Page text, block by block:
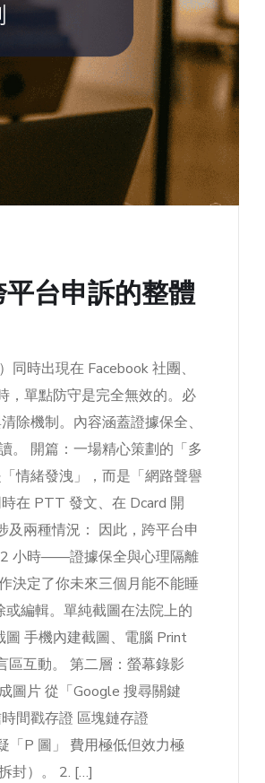
台申訴的整體
時出現在 Facebook 社團、
，單點防守是完全無效的。必
除機制。內容涵蓋證據保全、
。 開篇：一場精心策劃的「多
情緒發洩」，而是「網路聲譽
在 PTT 發文、在 Dcard 開
兩種情況： 因此，跨平台申
小時——證據保全與心理隔離
決定了你未來三個月能不能睡
編輯。單純截圖在法院上的
手機內建截圖、電腦 Print
區互動。 第二層：螢幕錄影
圖片 從「Google 搜尋關鍵
間戳存證 區塊鏈存證
「P 圖」 費用極低但效力極
封）。 2. […]